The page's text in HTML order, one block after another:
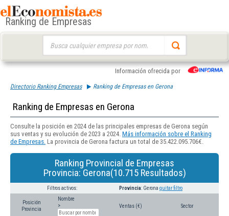
Ranking de Empresas
Información ofrecida por
Directorio Ranking Empresas Ranking de Empresas en Gerona
Ranking de Empresas en Gerona
Consulte la posición en 2024 de las principales empresas de Gerona según
sus ventas y su evolución de 2023 a 2024. Más información sobre el Ranking
de Empresas. La provincia de Gerona factura un total de 35.422.095.706€.
Ranking Provincial de Empresas
Provincia: Gerona(10.715 Resultados)
Filtros activos: Provincia: Gerona quitar filtro
Posición
Provincia
Nombre
>
Ventas (€) Sector